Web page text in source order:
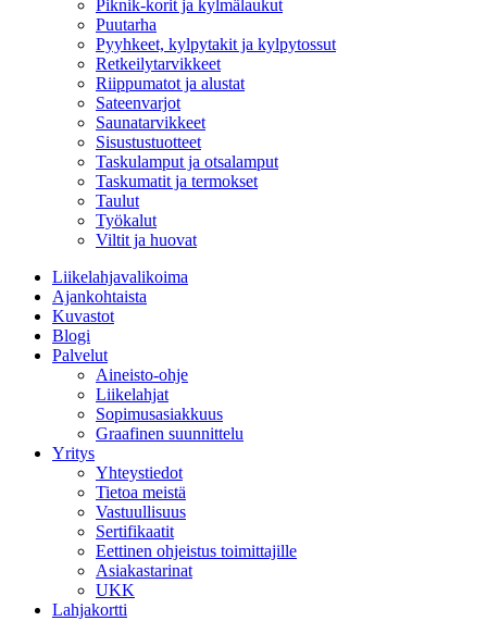
Piknik-korit ja kylmälaukut
Puutarha
Pyyhkeet, kylpytakit ja kylpytossut
Retkeilytarvikkeet
Riippumatot ja alustat
Sateenvarjot
Saunatarvikkeet
Sisustustuotteet
Taskulamput ja otsalamput
Taskumatit ja termokset
Taulut
Työkalut
Viltit ja huovat
Liikelahjavalikoima
Ajankohtaista
Kuvastot
Blogi
Palvelut
Aineisto-ohje
Liikelahjat
Sopimusasiakkuus
Graafinen suunnittelu
Yritys
Yhteystiedot
Tietoa meistä
Vastuullisuus
Sertifikaatit
Eettinen ohjeistus toimittajille
Asiakastarinat
UKK
Lahjakortti